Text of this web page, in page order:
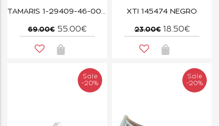
TAMARIS 1-29409-46-001 BLACK
69.00€ 55.00€
XTI 145474 NEGRO
23.00€ 18.50€
Sale
-20%
Sale
-20%